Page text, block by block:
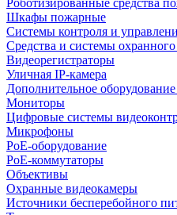
Роботизированные средства
Шкафы пожарные
Системы контроля и
Средства и системы
Видеорегистраторы
Уличная IP-камера
Дополнительное
Мониторы
Цифровые системы
Микрофоны
PoE-оборудование
PoE-коммутаторы
Объективы
Охранные видеокамеры
Источники бесперебойного